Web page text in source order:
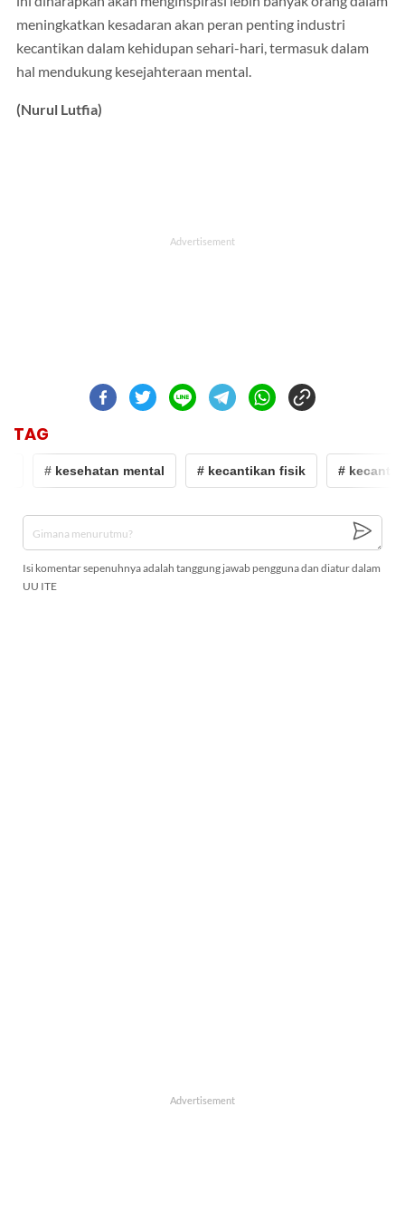
meningkatkan kesadaran akan peran penting industri
kecantikan dalam kehidupan sehari-hari, termasuk dalam
hal mendukung kesejahteraan mental.
(Nurul Lutfia)
TAG
# kesehatan mental # kecantikan fisik #
Isi komentar sepenuhnya adalah tanggung jawab pengguna dan diatur dalam
UU ITE